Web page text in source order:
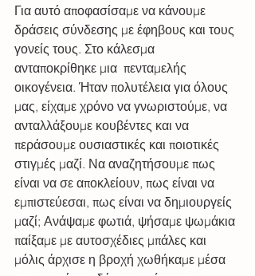
Για αυτό αποφασίσαμε να κάνουμε
δράσεις σύνδεσης με έφηβους και τους
γονείς τους. Στο κάλεσμα
ανταποκρίθηκε μια  πενταμελής
οικογένεια. Ήταν πολυτέλεια για όλους
μας, είχαμε χρόνο να γνωριστούμε, να
ανταλλάξουμε κουβέντες και να
περάσουμε ουσιαστικές και ποιοτικές
στιγμές μαζί. Να αναζητήσουμε πως
είναι να σε αποκλείουν, πως είναι να
εμπιστεύεσαι, πως είναι να δημιουργείς
μαζί; Ανάψαμε φωτιά, ψήσαμε ψωμάκια
παίξαμε με αυτοσχέδιες μπάλες και
μόλις άρχισε η βροχή χωθήκαμε μέσα